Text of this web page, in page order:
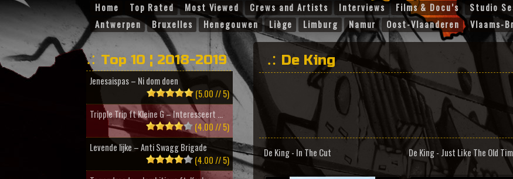
Home Top Rated Most Viewed Crews and Artists Interviews Films & Docu’s Studio
Antwerpen
Bruxelles Henegouwen Liège Limburg Namur Oost-Vlaanderen Vlaams-
De King
De King - In The Cut De King - Just Like The Old
Top 10 ¦ 2018-2019
Jenesaispas – Ni dom doen
(5.00 // 5)
Tripple Trip ft Kleine G – Interesseert ...
(4.00 // 5)
Levende lijke – Anti Swagg Brigade
(4.00 // 5)